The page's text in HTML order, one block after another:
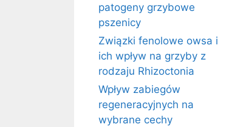
patogeny grzybowe
pszenicy
Związki fenolowe owsa i
ich wpływ na grzyby z
rodzaju Rhizoctonia
Wpływ zabiegów
regeneracyjnych na
wybrane cechy